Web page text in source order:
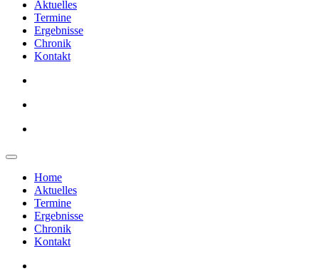
Aktuelles
Termine
Ergebnisse
Chronik
Kontakt
Home
Aktuelles
Termine
Ergebnisse
Chronik
Kontakt